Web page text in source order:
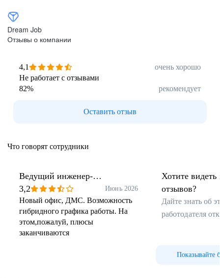
Dream Job
Отзывы о компании
4,1
очень хорошо
Не работает с отзывами
82% рекомендует
Оставить отзыв
Что говорят сотрудники
Ведущий инженер-
проектировщик
3,2 Июнь 2026
Новый офис, ДМС. Возможность
гибридного графика работы. На
этом,пожалуй, плюсы
заканчиваются
Хотите видеть
отзывов?
Дайте знать об
работодателя
Показывайте